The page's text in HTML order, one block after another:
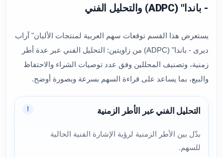
- باندا" (ADPC) والتحليل الفني
يستعرض هذا القسم توقعات سهم العربية لمنتجات الألبان" آراب
ديرى - باندا" (ADPC) من زاويتين: التحليل الفني عبر عدة أطر
زمنية، وتصنيف المحللين وفق عدد توصيات الشراء والاحتفاظ
والبيع، بما يساعد على قراءة السهم بسرعة وبصورة أوضح.
التحليل الفني عبر الأطر الزمنية
بدّل بين الأطر الزمنية لرؤية الإشارة الفنية الحالية
للسهم.
!